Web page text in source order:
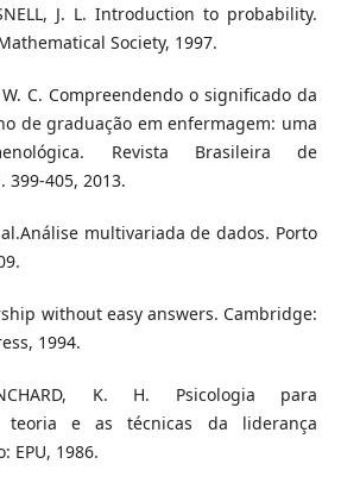
J. L. Introduction to probability.
Society, 1997.
W. C. Compreendendo o significado da
de graduação em enfermagem: uma
Revista Brasileira de
399-405, 2013.
al.Análise multivariada de dados. Porto
without easy answers. Cambridge:
1994.
K. H. Psicologia para
teoria e as técnicas da liderança
EPU, 1986.